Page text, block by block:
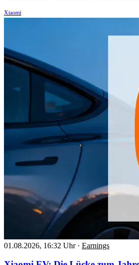
Xiaomi
01.08.2026, 16:32 Uhr · Earnings